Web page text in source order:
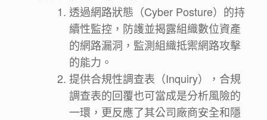
透過網路狀態（Cyber Posture）的持
續性監控，防護並揭露組織數位資產
的網路漏洞，監測組織抵禦網路攻擊
的能力。
提供合規性調查表（Inquiry），合規
調查表的回覆也可當成是分析風險的
一環，更反應了其公司廠商安全和隱